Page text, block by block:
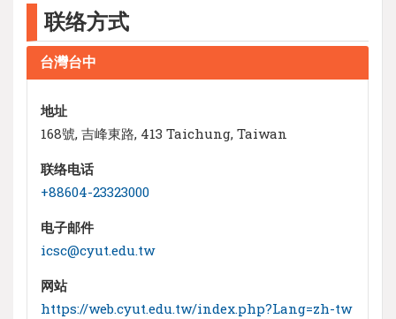
联络方式
台灣台中
地址
168號, 吉峰東路, 413 Taichung, Taiwan
联络电话
+88604-23323000
电子邮件
icsc@cyut.edu.tw
网站
https://web.cyut.edu.tw/index.php?Lang=zh-tw